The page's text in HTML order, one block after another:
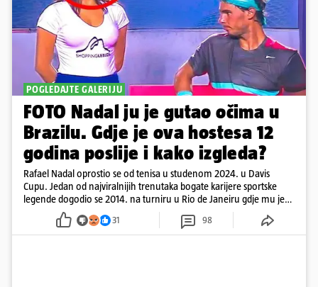
POGLEDAJTE GALERIJU
FOTO Nadal ju je gutao očima u
Brazilu. Gdje je ova hostesa 12
godina poslije i kako izgleda?
Rafael Nadal oprostio se od tenisa u studenom 2024. u Davis
Cupu. Jedan od najviralnijih trenutaka bogate karijere sportske
legende dogodio se 2014. na turniru u Rio de Janeiru gdje mu je
pažnju odvlačila ljepotica iza klupe
31 98